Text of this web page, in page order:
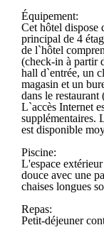
Équipement:
Cet hôtel dispose
principal de 4
de l`hôtel
(check-in à partir
hall d`entrée, un
magasin et un
dans le
L`accès Internet
supplémentaires.
est disponible
Piscine:
L'espace
douce avec une
chaises longues
Repas:
Petit-déjeuner